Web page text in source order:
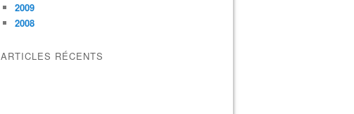
2009
2008
ARTICLES RÉCENTS